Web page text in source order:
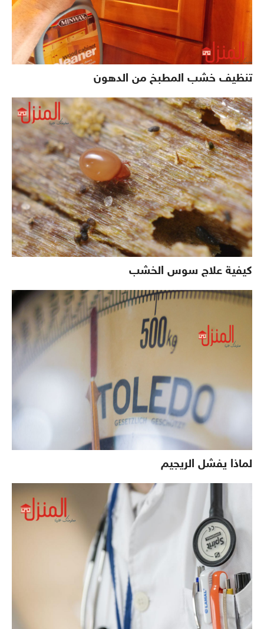
تنظيف خشب المطبخ من الدهون
كيفية علاج سوس الخشب
لماذا يفشل الريجيم